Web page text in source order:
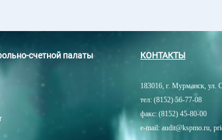
счетной палаты
КОНТАКТЫ
183016, г. Мурманск, ул.
тел: (8152) 56-77-08
факс: (8152) 45-80-00
e-mail: audit@kspmo.ru,